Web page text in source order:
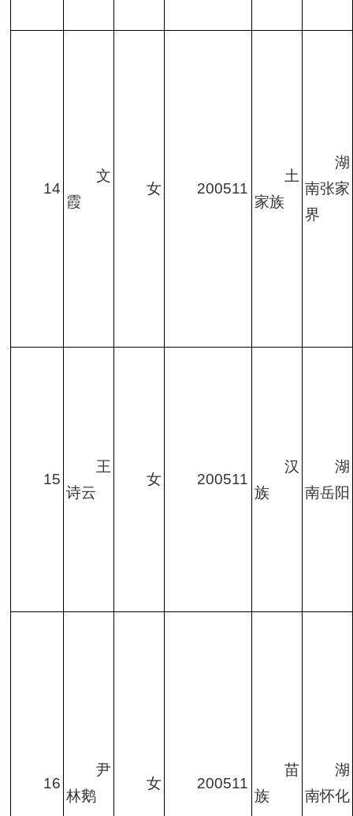
14
文
霞
女 200511
土
家族
湖
南张家
界
15
王
诗云
女 200511
汉
族
湖
南岳阳
16
尹
林鹅
女 200511
苗
族
湖
南怀化